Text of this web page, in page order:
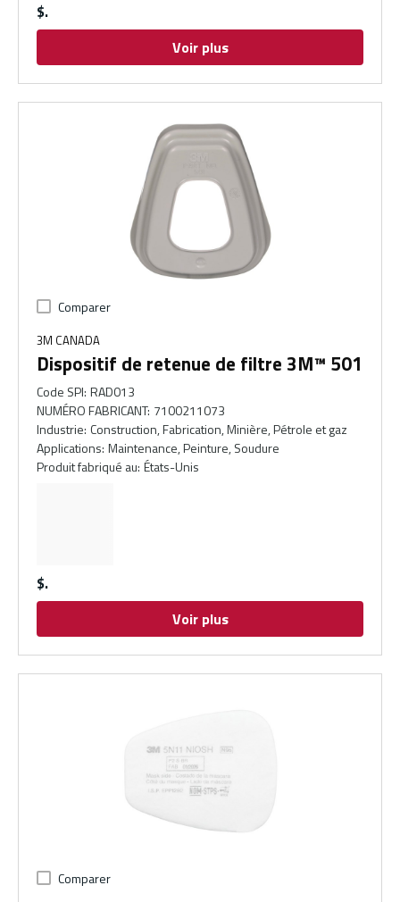
$
Voir plus
Comparer
3M CANADA
Dispositif de retenue de filtre 3M™ 501
Code SPI: RAD013
NUMÉRO FABRICANT: 7100211073
Industrie: Construction, Fabrication, Minière, Pétrole et gaz
Applications: Maintenance, Peinture, Soudure
Produit fabriqué au: États-Unis
$
Voir plus
Comparer